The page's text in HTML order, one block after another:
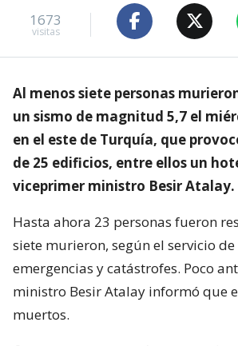
1673
visitas
Al menos siete personas
un sismo de magnitud 5,7 el
en el este de Turquía, que
de 25 edificios, entre ellos un
viceprimer ministro Besir Atalay.
Hasta ahora 23 personas fueron
siete murieron, según el servicio
emergencias y catástrofes. Poco
ministro Besir Atalay informó que
muertos.